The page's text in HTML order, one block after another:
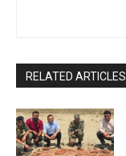
RELATED ARTICLES